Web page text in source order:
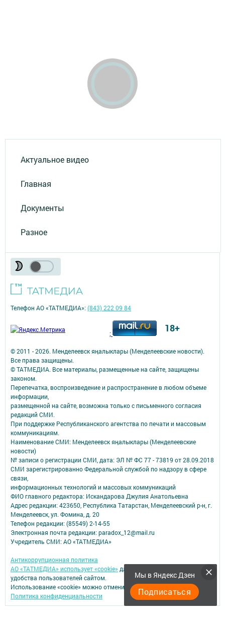
Актуальное видео
Главная
Документы
Разное
Мы в Яндекс Дзен
Подписаться
© 2011 - 2026. Менделеевск яӊалыклары (Менделеевские новости).
Все права защищены.
© ТАТМЕДИА. Все материалы, размещенные на сайте, защищены
законом.
Перепечатка, воспроизведение и распространение в любом объеме
информации,
размещенной на сайте, возможна только с письменного согласия
редакций СМИ.
При поддержке Республиканского агентства по печати и массовым
коммуникациям.
Наименование СМИ: Менделеевск яӊалыклары (Менделеевские
новости)
№ записи о регистрации СМИ, дата: ЭЛ № ФС 77 - 73819 от 28.09.2018
СМИ зарегистрированно Федеральной службой по надзору в сфере
связи,
информационных технологий и массовых коммуникаций
ФИО главного редактора: Искандарова Джулия Анатольевна
Адрес редакции: 423650, Республика Татарстан, Менделеевский р-н, г.
Менделеевск, ул. Фомина, д. 20
Телефон редакции: (85549) 2-14-55
Электронная почта редакции: paradox_12@mail.ru
Учредитель СМИ: АО «ТАТМЕДИА»
Антикоррупционная политика
АО «ТАТМЕДИА» использует «cookie» для персонализации сервисов и
удобства пользователей сайтом.
Использование «cookie» можно отменить в настройках браузера.
Политика конфиденциальности
Телефон АО «ТАТМЕДИА»:(843) 222 09 84
; 18+